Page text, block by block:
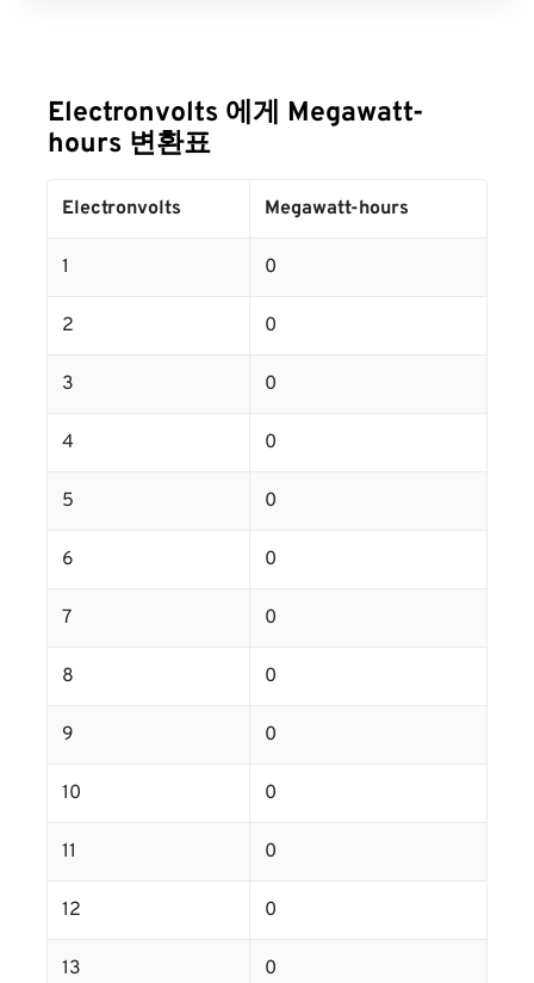
Electronvolts 에게 Megawatt-
hours 변환표
Electronvolts Megawatt-hours
1 0
2 0
3 0
4 0
5 0
6 0
7 0
8 0
9 0
10 0
11 0
12 0
13 0